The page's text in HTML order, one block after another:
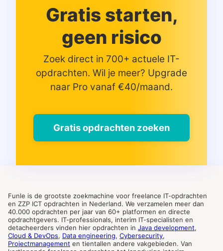
Gratis starten,
geen risico
Zoek direct in 700+ actuele IT-
opdrachten. Wil je meer? Upgrade
naar Pro vanaf €40/maand.
Gratis opdrachten zoeken
Funle is de grootste zoekmachine voor freelance IT-opdrachten
en ZZP ICT opdrachten in Nederland. We verzamelen meer dan
40.000 opdrachten per jaar van 60+ platformen en directe
opdrachtgevers. IT-professionals, interim IT-specialisten en
detacheerders vinden hier opdrachten in Java development,
Cloud & DevOps, Data engineering, Cybersecurity,
Projectmanagement en tientallen andere vakgebieden. Van